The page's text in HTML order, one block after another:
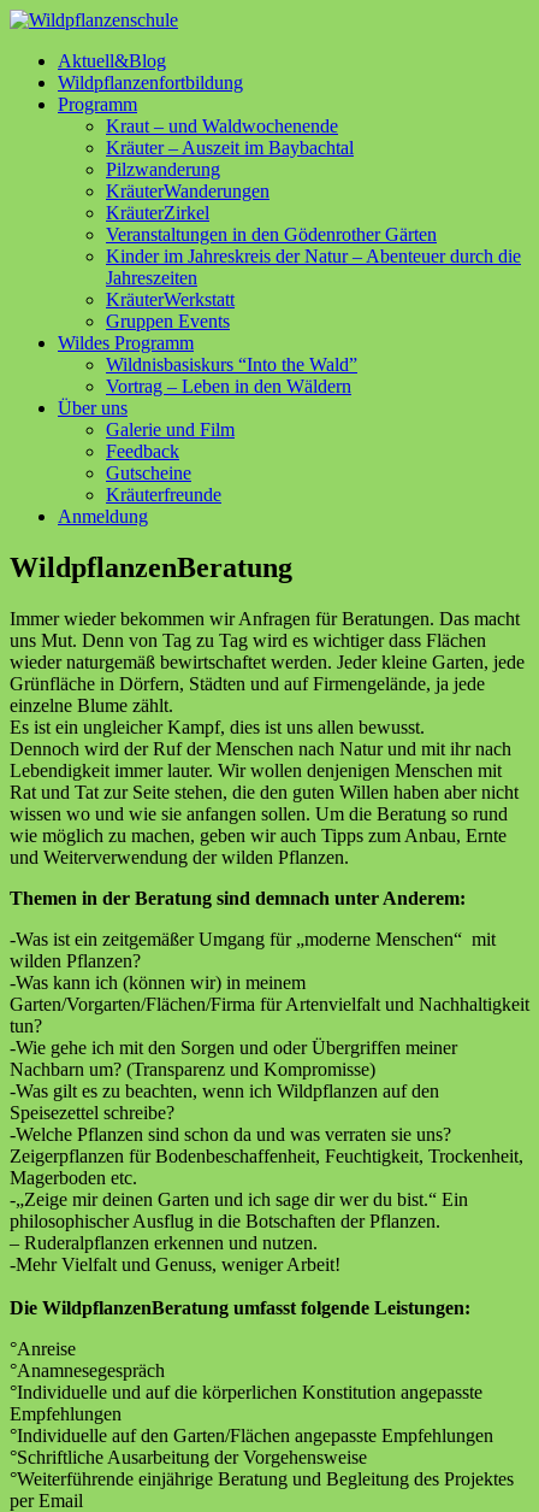
Aktuell&Blog
Wildpflanzenfortbildung
Programm
Kraut – und Waldwochenende
Kräuter – Auszeit im Baybachtal
Pilzwanderung
KräuterWanderungen
KräuterZirkel
Veranstaltungen in den Gödenrother Gärten
Kinder im Jahreskreis der Natur – Abenteuer durch die
Jahreszeiten
KräuterWerkstatt
Gruppen Events
Wildes Programm
Wildnisbasiskurs “Into the Wald”
Vortrag – Leben in den Wäldern
Über uns
Galerie und Film
Feedback
Gutscheine
Kräuterfreunde
Anmeldung
WildpflanzenBeratung
Immer wieder bekommen wir Anfragen für Beratungen. Das macht
uns Mut. Denn von Tag zu Tag wird es wichtiger dass Flächen
wieder naturgemäß bewirtschaftet werden. Jeder kleine Garten, jede
Grünfläche in Dörfern, Städten und auf Firmengelände, ja jede
einzelne Blume zählt.
Es ist ein ungleicher Kampf, dies ist uns allen bewusst.
Dennoch wird der Ruf der Menschen nach Natur und mit ihr nach
Lebendigkeit immer lauter. Wir wollen denjenigen Menschen mit
Rat und Tat zur Seite stehen, die den guten Willen haben aber nicht
wissen wo und wie sie anfangen sollen. Um die Beratung so rund
wie möglich zu machen, geben wir auch Tipps zum Anbau, Ernte
und Weiterverwendung der wilden Pflanzen.
Themen in der Beratung sind demnach unter Anderem:
-Was ist ein zeitgemäßer Umgang für „moderne Menschen“ mit
wilden Pflanzen?
-Was kann ich (können wir) in meinem
Garten/Vorgarten/Flächen/Firma für Artenvielfalt und Nachhaltigkeit
tun?
-Wie gehe ich mit den Sorgen und oder Übergriffen meiner
Nachbarn um? (Transparenz und Kompromisse)
-Was gilt es zu beachten, wenn ich Wildpflanzen auf den
Speisezettel schreibe?
-Welche Pflanzen sind schon da und was verraten sie uns?
Zeigerpflanzen für Bodenbeschaffenheit, Feuchtigkeit, Trockenheit,
Magerboden etc.
-„Zeige mir deinen Garten und ich sage dir wer du bist.“ Ein
philosophischer Ausflug in die Botschaften der Pflanzen.
– Ruderalpflanzen erkennen und nutzen.
-Mehr Vielfalt und Genuss, weniger Arbeit!
Die WildpflanzenBeratung umfasst folgende Leistungen:
°Anreise
°Anamnesegespräch
°Individuelle und auf die körperlichen Konstitution angepasste
Empfehlungen
°Individuelle auf den Garten/Flächen angepasste Empfehlungen
°Schriftliche Ausarbeitung der Vorgehensweise
°Weiterführende einjährige Beratung und Begleitung des Projektes
per Email